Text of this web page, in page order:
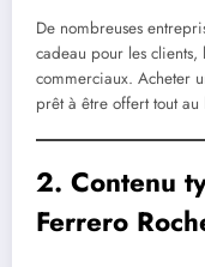
De nombreuses
cadeau pour les clients,
commerciaux. Acheter
prêt à être offert tout au
2. Contenu
Ferrero